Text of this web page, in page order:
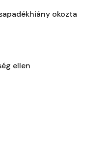
okozta
ellen